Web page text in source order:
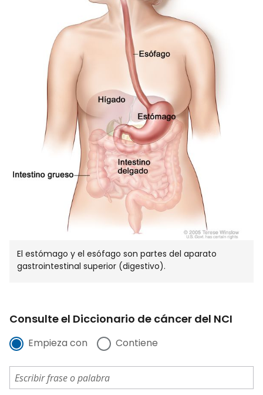
El estómago y el esófago son partes del aparato
gastrointestinal superior (digestivo).
Consulte el Diccionario de cáncer del NCI
Empieza con Contiene